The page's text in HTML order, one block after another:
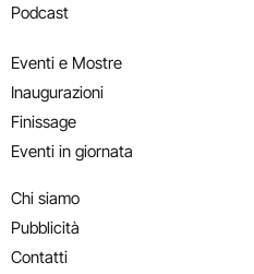
Podcast
Eventi e Mostre
Inaugurazioni
Finissage
Eventi in giornata
Chi siamo
Pubblicità
Contatti